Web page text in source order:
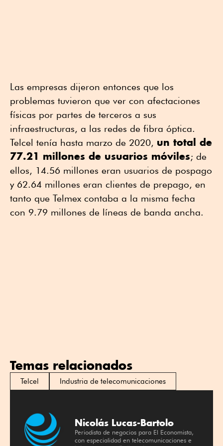
Las empresas dijeron entonces que los
problemas tuvieron que ver con afectaciones
físicas por partes de terceros a sus
infraestructuras, a las redes de fibra óptica.
Telcel tenía hasta marzo de 2020, un total de
77.21 millones de usuarios móviles; de
ellos, 14.56 millones eran usuarios de pospago
y 62.64 millones eran clientes de prepago, en
tanto que Telmex contaba a la misma fecha
con 9.79 millones de líneas de banda ancha.
Temas relacionados
Telcel Industria de telecomunicaciones
Nicolás Lucas-Bartolo
Periodista de negocios para El Economista,
con especialidad en telecomunicaciones e